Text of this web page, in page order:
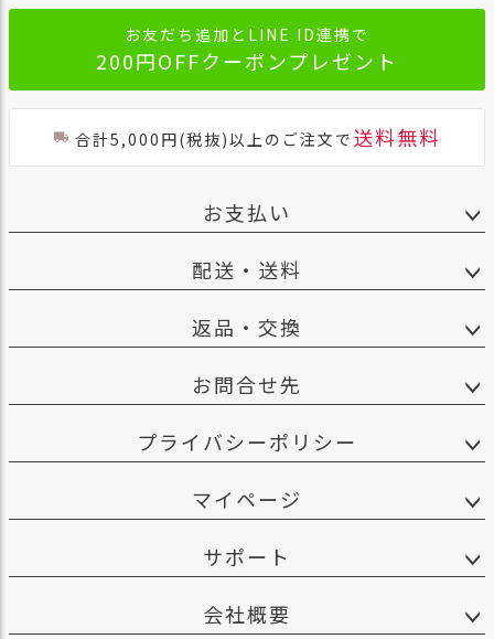
お友だち追加とLINE ID連携で
200円OFFクーポンプレゼント
合計5,000円(税抜)以上のご注文で 送料無料
お支払い
配送・送料
返品・交換
お問合せ先
プライバシーポリシー
マイページ
サポート
会社概要